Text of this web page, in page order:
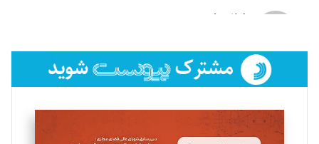
لیلا حنارود
فائزه فتحی رستمی
تحریریه